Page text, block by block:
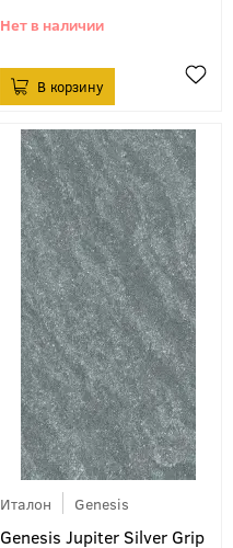
Италон Genesis
Genesis Jupiter Silver Grip